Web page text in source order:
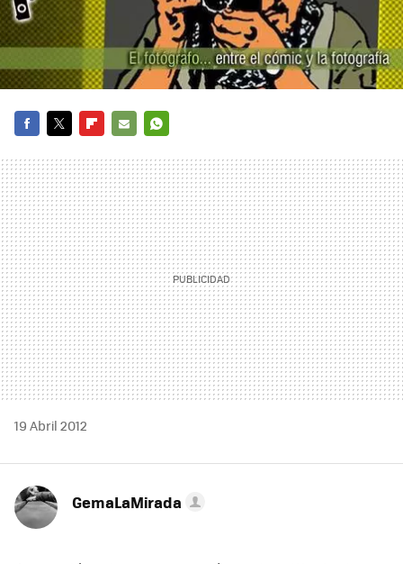
MAIL
19 Abril 2012
GemaLaMirada